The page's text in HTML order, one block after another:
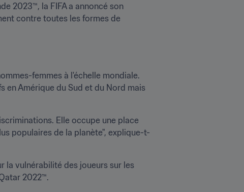
2023™, la FIFA a annoncé son
contre toutes les formes de
femmes à l'échelle mondiale.
en Amérique du Sud et du Nord mais
Elle occupe une place
populaires de la planète", explique-t-
la vulnérabilité des joueurs sur les
2022™.